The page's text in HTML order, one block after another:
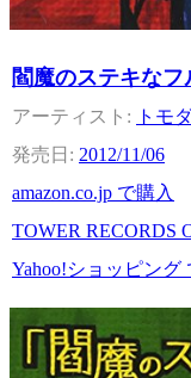
閻魔のステキな
トモ
2012/11/06
amazon.co.jp で購入
TOWER RECORDS
Yahoo!ショッピング